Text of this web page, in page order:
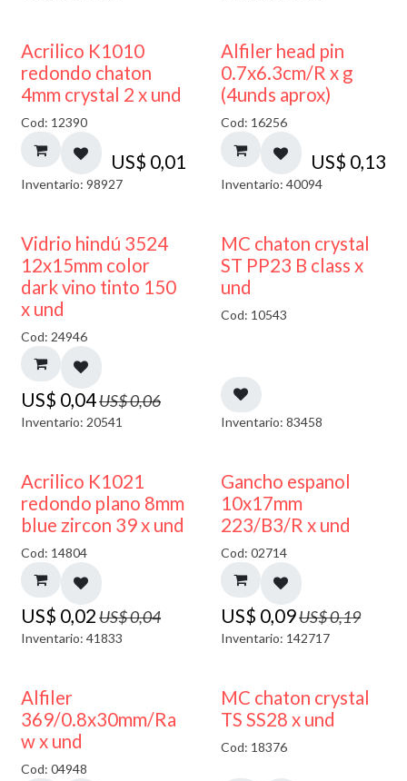
50% DESCUENTO
Acrilico K1010
redondo chaton
4mm crystal 2 x und
Cod: 12390
US$ 0,01
Inventario: 98927
Alfiler head pin
0.7x6.3cm/R x g
(4unds aprox)
Cod: 16256
US$ 0,13
Inventario: 40094
40% DESCUENTO
Vidrio hindú 3524
12x15mm color
dark vino tinto 150
x und
Cod: 24946
US$ 0,04US$0,06
Inventario: 20541
MC chaton crystal
ST PP23 B class x
und
Cod: 10543
Inventario: 83458
50% DESCUENTO
Acrilico K1021
redondo plano 8mm
blue zircon 39 x und
Cod: 14804
US$ 0,02US$0,04
Inventario: 41833
50% DESCUENTO
Gancho espanol
10x17mm
223/B3/R x und
Cod: 02714
US$ 0,09US$0,19
Inventario: 142717
Alfiler
369/0.8x30mm/Ra
w x und
Cod: 04948
MC chaton crystal
TS SS28 x und
Cod: 18376